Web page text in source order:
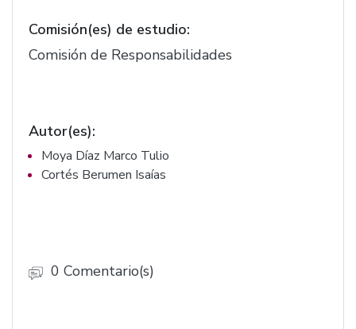
Comisión(es) de estudio:
Comisión de Responsabilidades
Autor(es):
Moya Díaz Marco Tulio
Cortés Berumen Isaías
0 Comentario(s)